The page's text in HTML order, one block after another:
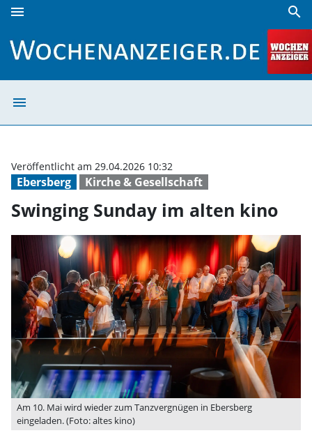
menu search
menu
Ebersberg Kirche & Gesellschaft
Veröffentlicht am 29.04.2026 10:32
Swinging Sunday im alten kino
Am 10. Mai wird wieder zum Tanzvergnügen in Ebersberg
eingeladen. (Foto: altes kino)